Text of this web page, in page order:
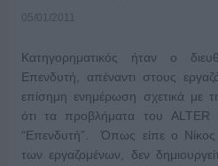
05/01/2011
Κατηγορηματικός ήταν ο
Επενδυτή, απέναντι στους
επίσημη ενημέρωση σχετικά με
ότι τα προβλήματα του ALTER
“Επενδυτή”. Όπως είπε ο
των εργαζομένων, δεν